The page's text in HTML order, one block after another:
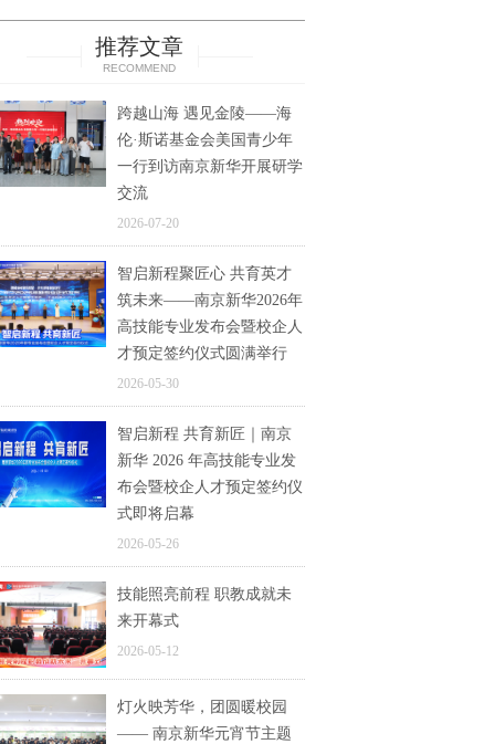
推荐文章
RECOMMEND
跨越山海 遇见金陵——海
伦·斯诺基金会美国青少年
一行到访南京新华开展研学
交流
2026-07-20
智启新程聚匠心 共育英才
筑未来——南京新华2026年
高技能专业发布会暨校企人
才预定签约仪式圆满举行
2026-05-30
智启新程 共育新匠｜南京
新华 2026 年高技能专业发
布会暨校企人才预定签约仪
式即将启幕
2026-05-26
技能照亮前程 职教成就未
来开幕式
2026-05-12
灯火映芳华，团圆暖校园
—— 南京新华元宵节主题